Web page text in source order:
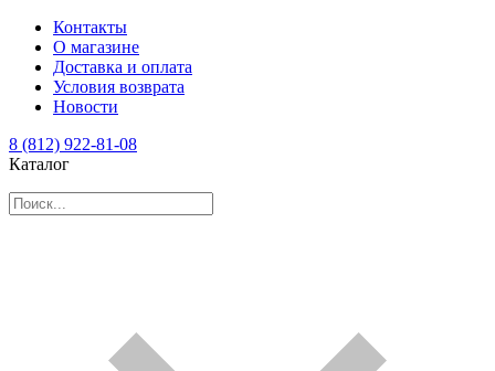
Контакты
О магазине
Доставка и оплата
Условия возврата
Новости
8 (812) 922-81-08
Каталог